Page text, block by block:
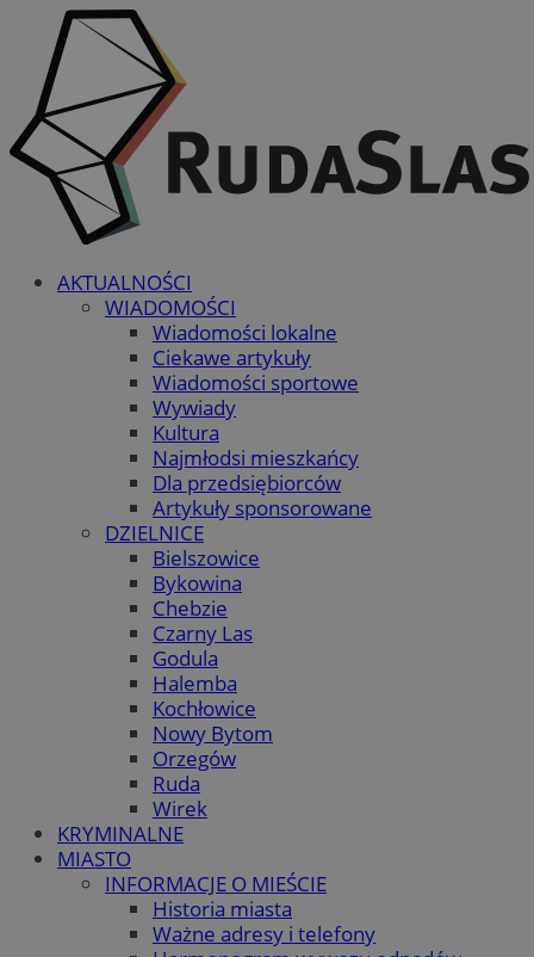
AKTUALNOŚCI
WIADOMOŚCI
Wiadomości lokalne
Ciekawe artykuły
Wiadomości sportowe
Wywiady
Kultura
Najmłodsi mieszkańcy
Dla przedsiębiorców
Artykuły sponsorowane
DZIELNICE
Bielszowice
Bykowina
Chebzie
Czarny Las
Godula
Halemba
Kochłowice
Nowy Bytom
Orzegów
Ruda
Wirek
KRYMINALNE
MIASTO
INFORMACJE O MIEŚCIE
Historia miasta
Ważne adresy i telefony